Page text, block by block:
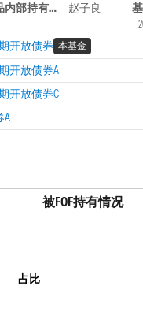
基金经理在管产品内部持有信息 赵子良
开放债券 本基金
开放债券A
开放债券C
A
占比
被FOF持有情况